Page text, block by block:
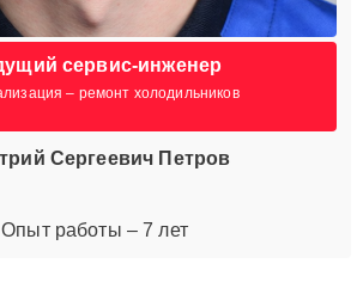
сервис-инженер
– ремонт холодильников
Сергеевич Петров
Опыт работы – 7 лет